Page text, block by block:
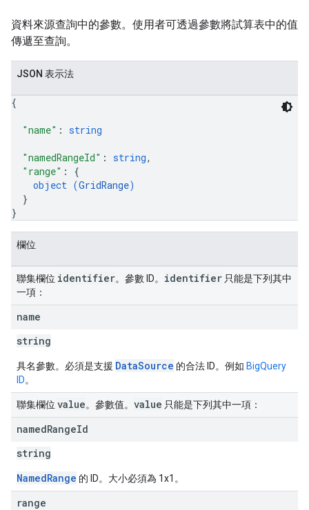
資料來源查詢中的參數。使用者可透過參數將試算表中的值
傳遞至查詢。
JSON 表示法
{
"name" : string
"namedRangeId" : string,
"range" : {
object (GridRange)
}
}
欄位
聯集欄位 identifier。參數 ID。 identifier 只能是下列其中
一項：
name
string
具名參數。必須是支援 DataSource 的合法 ID。例如 BigQuery
ID。
聯集欄位 value。參數值。 value 只能是下列其中一項：
namedRangeId
string
NamedRange 的 ID。大小必須為 1x1。
range